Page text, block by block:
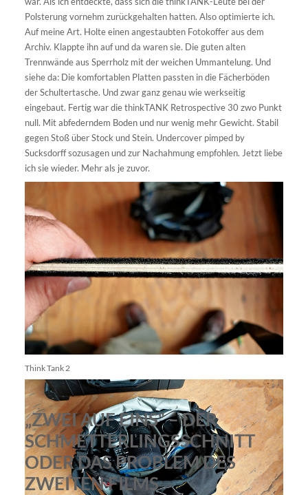
Polsterung vornehm zurückgehalten hatten. Also optimierte ich.
Auf meine Art. Holte einen angestaubten Fotokoffer aus dem
Archiv. Klappte ihn auf und da waren sie. Die guten alten
Trennwände aus Sperrholz mit der weichen Ummantelung. Und
siehe da: Die komfortablen Platten passten in die Fächerböden
der Schultertasche. Und zwar ganz genau wie werkseitig
eingebaut. Fertig war die thinkTANK Retrospective 30 zwo Punkt
null. Mit abfederndem Boden und nur wenig mehr Gewicht. Stabil
gegen Stoß über Stock und Stein. Undercover pimped by
Sucksdorff sozusagen und zur Nachahmung empfohlen. Jetzt liebe
ich sie wieder. Mehr als je zuvor.
Think Tank 2
„ZWEI AUF EINS“ – DER
SCHMETTERLINGSSCHNITT
ODER DAS PROBLEM DES
ZWEITEN FILMS